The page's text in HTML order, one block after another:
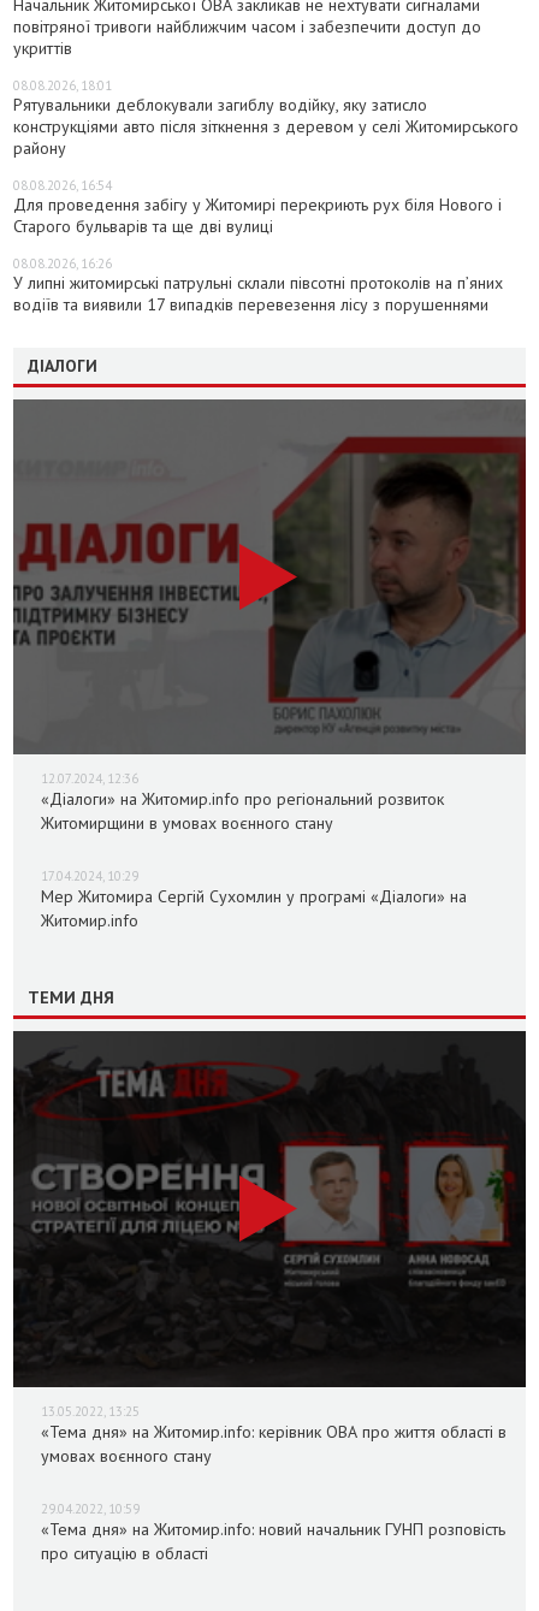
Начальник Житомирської ОВА закликав не нехтувати сигналами
повітряної тривоги найближчим часом і забезпечити доступ до
укриттів
08.08.2026, 18:01
Рятувальники деблокували загиблу водійку, яку затисло
конструкціями авто після зіткнення з деревом у селі Житомирського
району
08.08.2026, 16:54
Для проведення забігу у Житомирі перекриють рух біля Нового і
Старого бульварів та ще дві вулиці
08.08.2026, 16:26
У липні житомирські патрульні склали півсотні протоколів на пʼяних
водіїв та виявили 17 випадків перевезення лісу з порушеннями
ДІАЛОГИ
12.07.2024, 12:36
«Діалоги» на Житомир.info про регіональний розвиток
Житомирщини в умовах воєнного стану
17.04.2024, 10:29
Мер Житомира Сергій Сухомлин у програмі «Діалоги» на
Житомир.info
ТЕМИ ДНЯ
13.05.2022, 13:25
«Тема дня» на Житомир.info: керівник ОВА про життя області в
умовах воєнного стану
29.04.2022, 10:59
«Тема дня» на Житомир.info: новий начальник ГУНП розповість
про ситуацію в області